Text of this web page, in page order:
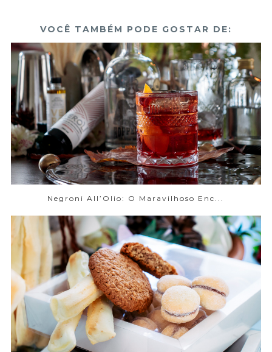
VOCÊ TAMBÉM PODE GOSTAR DE:
Negroni All’Olio: O Maravilhoso Enc...